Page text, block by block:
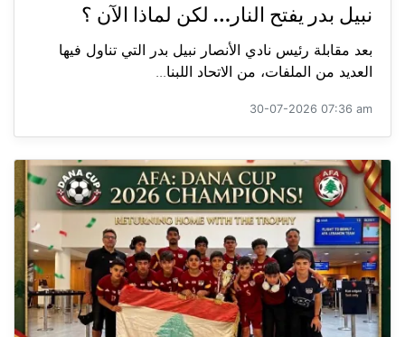
نبيل بدر يفتح النار… لكن لماذا الآن ؟
بعد مقابلة رئيس نادي الأنصار نبيل بدر التي تناول فيها
العديد من الملفات، من الاتحاد اللبنا...
30-07-2026 07:36 am